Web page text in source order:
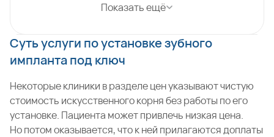
Показать ещё
Суть услуги по установке зубного
импланта под ключ
Некоторые клиники в разделе цен указывают чистую
стоимость искусственного корня без работы по его
установке. Пациента может привлечь низкая цена.
Но потом оказывается, что к ней прилагаются доплаты